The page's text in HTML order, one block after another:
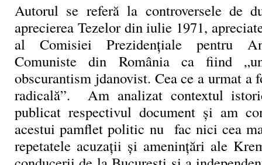
Autorul se referă la controversele de
aprecierea Tezelor din iulie 1971,
al Comisiei Prezidențiale pentru
Comuniste din România ca fiind
obscurantism jdanovist. Cea ce a urmat a
radicală”. Am analizat contextul
publicat respectivul document și am
acestui pamflet politic nu fac nici cea
repetatele acuzații și amenințări ale